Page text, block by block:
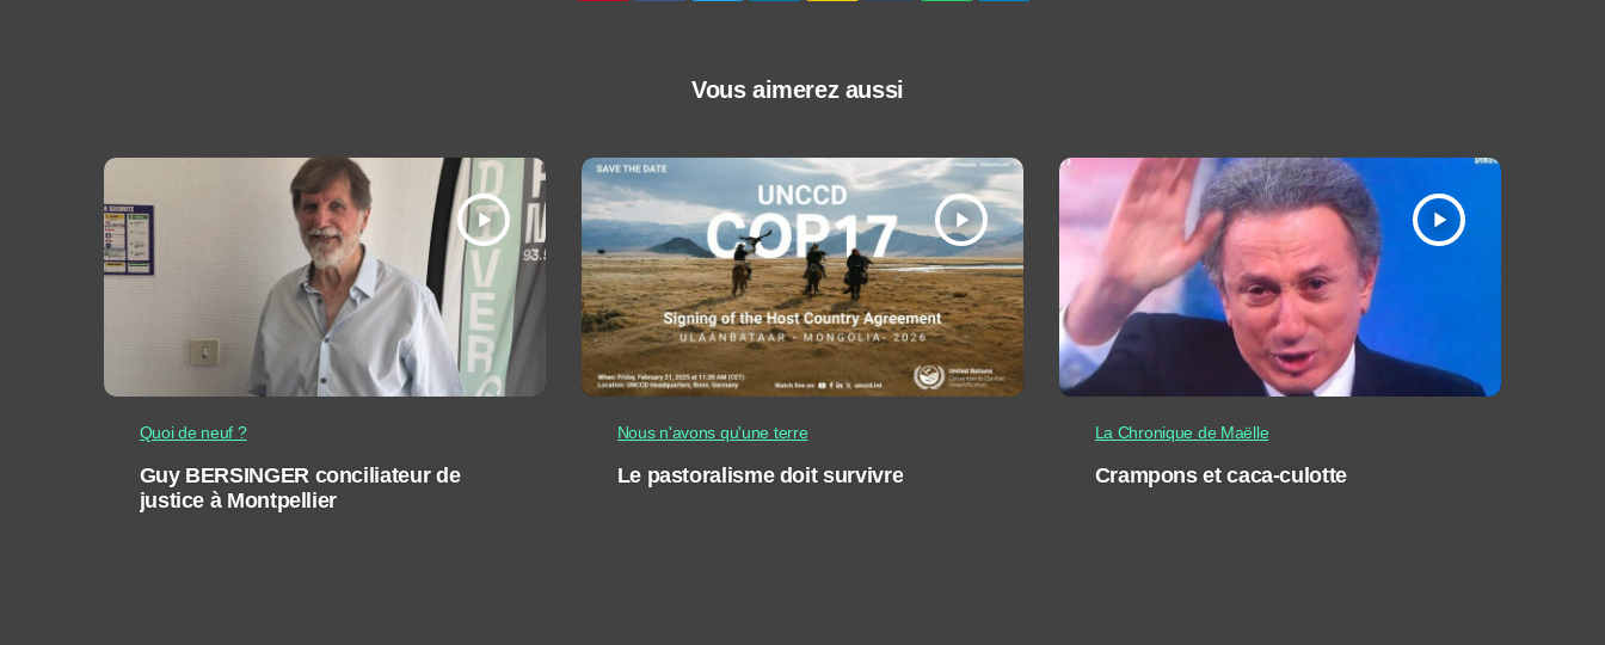
Vous aimerez aussi
play_arrow
Quoi de neuf ?
Guy BERSINGER conciliateur de
justice à Montpellier
play_arrow
Nous n'avons qu'une terre
Le pastoralisme doit survivre
play_arrow
La Chronique de Maëlle
Crampons et caca-culotte